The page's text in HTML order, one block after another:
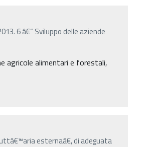
6 â€“ Sviluppo delle aziende
agricole alimentari e forestali,
esternaâ€, di adeguata